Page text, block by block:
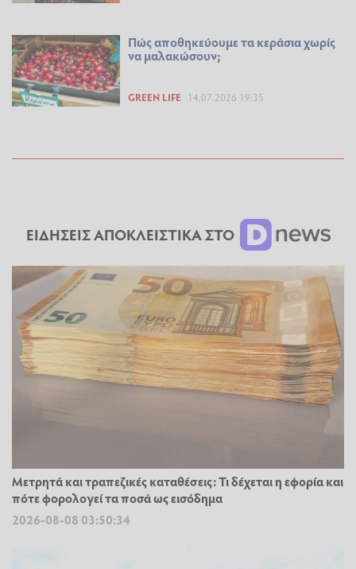
Πώς αποθηκεύουμε τα κεράσια χωρίς
να μαλακώσουν;
GREEN LIFE 14.07.2026 19:35
ΕΙΔΗΣΕΙΣ ΑΠΟΚΛΕΙΣΤΙΚΑ ΣΤΟ
Μετρητά και τραπεζικές καταθέσεις: Τι δέχεται η εφορία και
πότε φορολογεί τα ποσά ως εισόδημα
2026-08-08 03:50:34